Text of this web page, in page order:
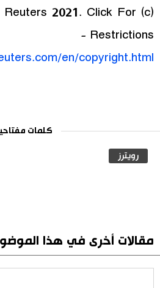
Reuters 2021. Click For
Restrictions -
en/copyright.html
كلمات
رويترز
مقالات أخرى في هذا